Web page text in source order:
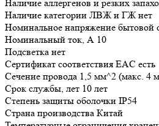
Наличие аллергенов и резких
Наличие категории ЛВЖ и ГЖ нет
Номинальное напряжение бытовой
Номинальный ток, А 10
Подсветка нет
Сертификат соответствия EAC есть
Сечение провода 1,5 мм^2 (макс. 4
Срок службы, лет 10 лет
Степень защиты оболочки IP54
Страна производства Китай